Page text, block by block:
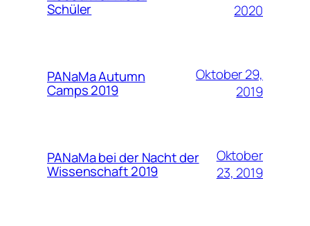
Schüler
2020
PANaMa Autumn
Camps 2019
Oktober 29,
2019
PANaMa bei der Nacht der
Wissenschaft 2019
Oktober
23, 2019